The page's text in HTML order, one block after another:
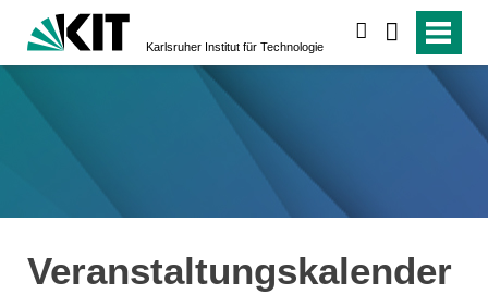
Karlsruher Institut für Technologie
Veranstaltungskalender